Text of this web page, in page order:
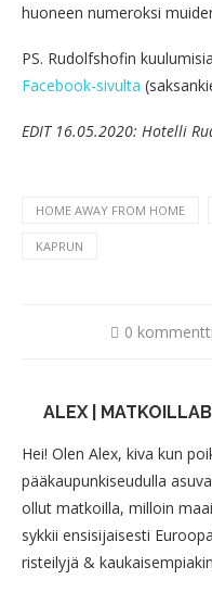
huoneen numeroksi
PS. Rudolfshofin
Facebook-sivulta
EDIT 16.05.2020: Hotelli
HOME AWAY FROM HOME
KAPRUN
0
ALEX |
Hei! Olen Alex, kiva kun
pääkaupunkiseudulla
ollut matkoilla, milloin
sykkii ensisijaisesti
risteilyjä &